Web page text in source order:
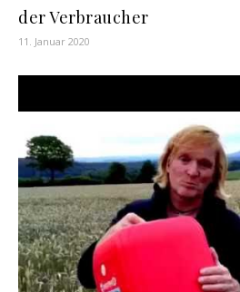
der Verbraucher
11. Januar 2020